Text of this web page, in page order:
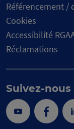
Référencement /
Cookies
Accessibilité
Réclamations
Suivez-nous
Youtube